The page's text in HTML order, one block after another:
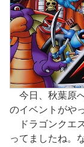
今日、秋葉原
のイベントがや
ドラゴンクエ
ってましたね。